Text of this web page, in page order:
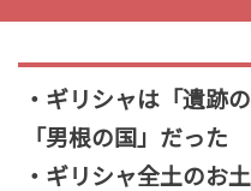
・ギリシャは「遺跡
「男根の国」だった
・ギリシャ全土のお